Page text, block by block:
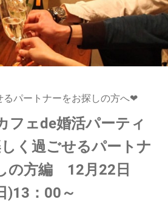
パートナーをお探しの方へ❤
ェde婚活パーティ
く過ごせるパートナ
の方編 12月22日
)13：00～